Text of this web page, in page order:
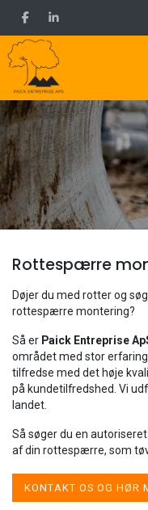
hovedindhold
Rottespærre
Døjer du med rotter og
rottespærre montering?
Så er Paick Entreprise
området med stor
tilfredse med det høje
på kundetilfredshed. Vi
landet.
Så søger du en
af din rottespærre, som
KONTAKT OS OG HØR